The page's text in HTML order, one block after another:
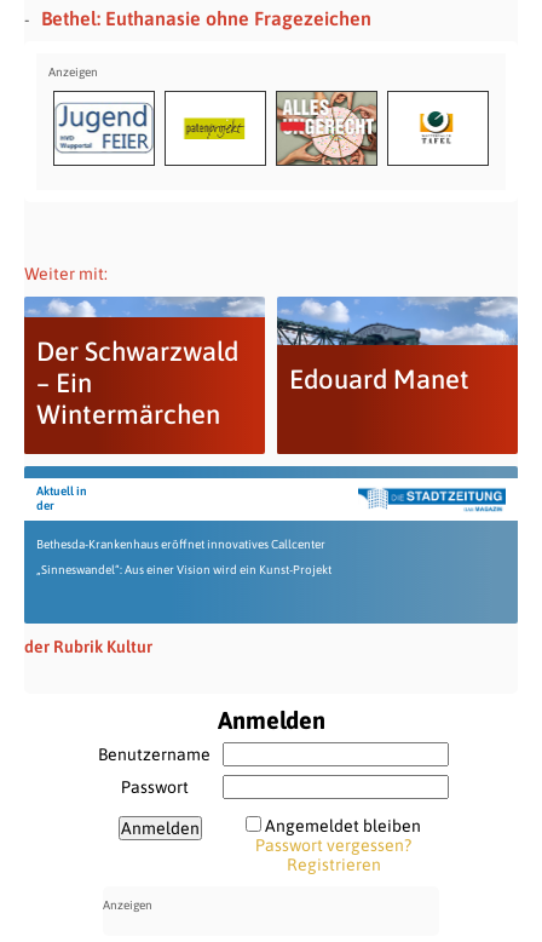
Bethel: Euthanasie ohne Fragezeichen
Weiter mit:
Der Schwarzwald
– Ein
Wintermärchen
Edouard Manet
Aktuell in
der
Bethesda-Krankenhaus eröffnet innovatives Callcenter
„Sinneswandel“: Aus einer Vision wird ein Kunst-Projekt
der Rubrik Kultur
Anmelden
Benutzername
Passwort
Angemeldet bleiben
Passwort vergessen?
Registrieren